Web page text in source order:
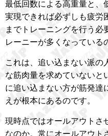
最低回数による高重量と、
実現できれば必ずしも疲労
までトレーニングを行う必
レーニーが多くなっている
これは、追い込まない派の
な筋肉量を求めていないと
に追い込まない方が筋発達
えが根本にあるのです。
現時点ではオールアウトさ
なのか。常にオールアウト